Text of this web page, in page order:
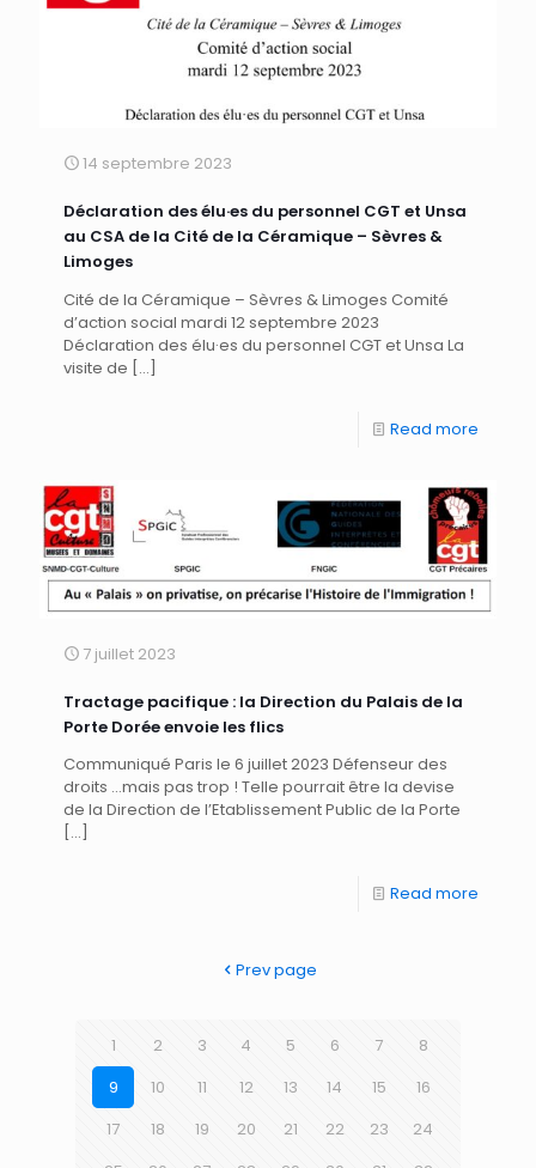
14 septembre 2023
Déclaration des élu·es du personnel CGT et Unsa
au CSA de la Cité de la Céramique – Sèvres &
Limoges
Cité de la Céramique – Sèvres & Limoges Comité
d’action social mardi 12 septembre 2023
Déclaration des élu·es du personnel CGT et Unsa La
visite de […]
Read more
7 juillet 2023
Tractage pacifique : la Direction du Palais de la
Porte Dorée envoie les flics
Communiqué Paris le 6 juillet 2023 Défenseur des
droits …mais pas trop ! Telle pourrait être la devise
de la Direction de l’Etablissement Public de la Porte
[…]
Read more
Prev page
1 2 3 4 5 6 7
8
9
10 11 12 13 14 15
16
17
18 19 20 21 22 23
24